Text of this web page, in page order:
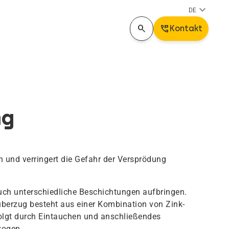
DE keyboard_arrow_down
search Perm_Phone_Msg Kontakt
verringert die Gefahr der Versprödung
unterschiedliche Beschichtungen aufbringen.
besteht aus einer Kombination von Zink-
durch Eintauchen und anschließendes